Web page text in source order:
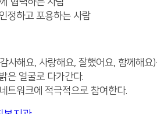
정하고 포용하는 사람
사해요, 사랑해요, 잘했어요, 함께해요
은 얼굴로 다가간다.
트워크에 적극적으로 참여한다.